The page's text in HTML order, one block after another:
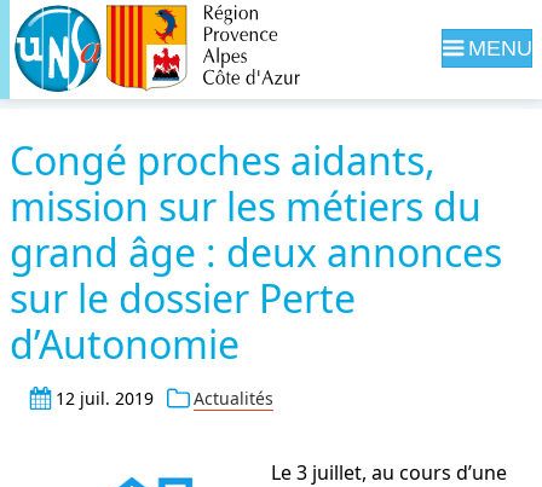
Congé proches aidants,
mission sur les métiers du
grand âge : deux annonces
sur le dossier Perte
d’Autonomie
12 juil. 2019 Actualités
Le 3 juillet, au cours d’une